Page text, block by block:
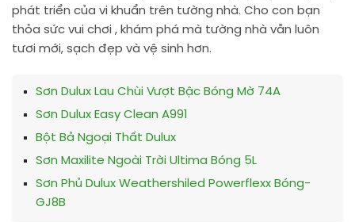
phát triển của vi khuẩn trên tường nhà. Cho con bạn
thỏa sức vui chơi , khám phá mà tường nhà vẫn luôn
tươi mới, sạch đẹp và vệ sinh hơn.
Sơn Dulux Lau Chùi Vượt Bậc Bóng Mờ 74A
Sơn Dulux Easy Clean A991
Bột Bả Ngoại Thất Dulux
Sơn Maxilite Ngoài Trời Ultima Bóng 5L
Sơn Phủ Dulux Weathershiled Powerflexx Bóng-
GJ8B